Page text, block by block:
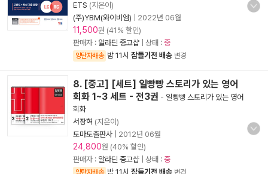
ETS (지은이)
(주)YBM(와이비엠)
2022년 06월
11,500원 (41% 할인)
판매자 : 알라딘 중고샵 | 상태 : 중
양탄자배송 밤 11시 잠들기전 배송 변경
8. [중고] [세트] 일빵빵 스토리가 있는 영어
회화 1~3 세트 - 전3권 - 일빵빵 스토리가 있는 영어
회화
서장혁 (지은이)
토마토출판사
2012년 06월
24,800원 (40% 할인)
판매자 : 알라딘 중고샵 | 상태 : 중
양탄자배송 밤 11시 잠들기전 배송 변경